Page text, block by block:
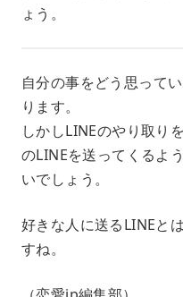
ょう。
自分の事をどう思って
ります。
しかしLINEのやり取り
のLINEを送ってくるよ
いでしょう。
好きな人に送るLINEと
すね。